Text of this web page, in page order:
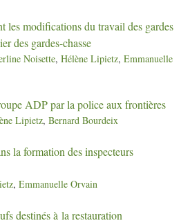
les modifications du travail des gardes
des gardes-chasse
Noisette, Hélène Lipietz, Emmanuelle
ADPpar la police aux frontières
Lipietz, Bernard Bourdeix
la formation des inspecteurs
, Emmanuelle Orvain
destinés à la restauration